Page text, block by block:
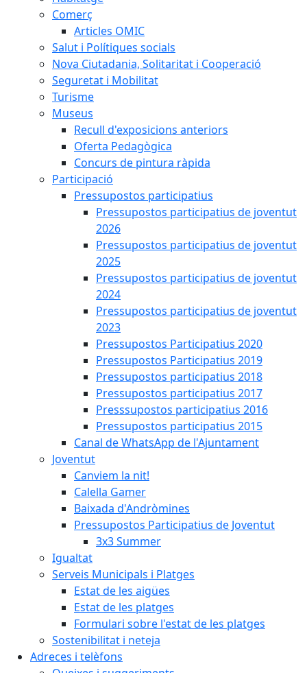
Comerç
Articles OMIC
Salut i Polítiques socials
Nova Ciutadania, Solitaritat i Cooperació
Seguretat i Mobilitat
Turisme
Museus
Recull d'exposicions anteriors
Oferta Pedagògica
Concurs de pintura ràpida
Participació
Pressupostos participatius
Pressupostos participatius de joventut
2026
Pressupostos participatius de joventut
2025
Pressupostos participatius de joventut
2024
Pressupostos participatius de joventut
2023
Pressupostos Participatius 2020
Pressupostos Participatius 2019
Pressupostos participatius 2018
Pressupostos participatius 2017
Presssupostos participatius 2016
Pressupostos participatius 2015
Canal de WhatsApp de l'Ajuntament
Joventut
Canviem la nit!
Calella Gamer
Baixada d'Andròmines
Pressupostos Participatius de Joventut
3x3 Summer
Igualtat
Serveis Municipals i Platges
Estat de les aigües
Estat de les platges
Formulari sobre l'estat de les platges
Sostenibilitat i neteja
Adreces i telèfons